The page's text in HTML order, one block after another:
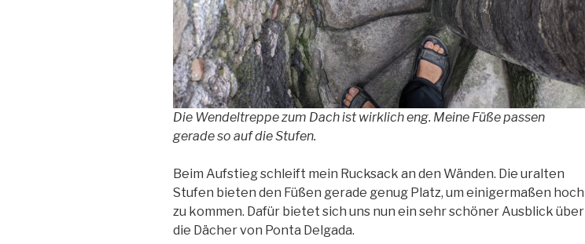
Die Wendeltreppe zum Dach ist wirklich eng. Meine Füße passen
gerade so auf die Stufen.
Beim Aufstieg schleift mein Rucksack an den Wänden. Die uralten
Stufen bieten den Füßen gerade genug Platz, um einigermaßen hoch
zu kommen. Dafür bietet sich uns nun ein sehr schöner Ausblick über
die Dächer von Ponta Delgada.